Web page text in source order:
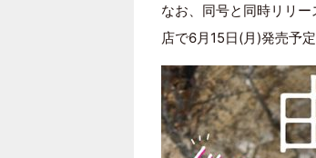
なお、同号と同時リリ
店で6月15日(月)発売予定